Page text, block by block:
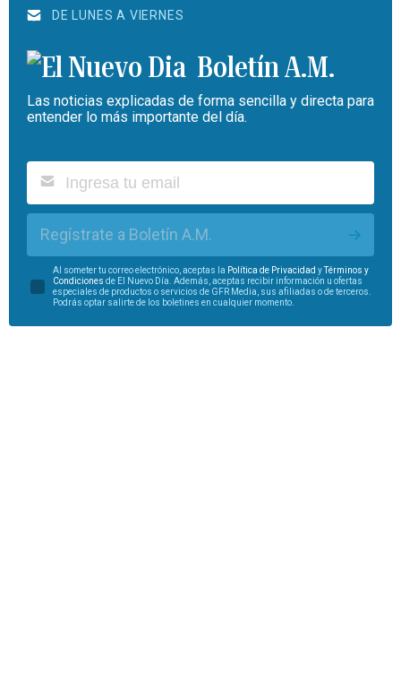
DE LUNES A VIERNES
Boletín A.M.
Las noticias explicadas de forma sencilla y directa para
entender lo más importante del día.
Regístrate a Boletín A.M.
Al someter tu correo electrónico, aceptas la Política de Privacidad yTérminos y
Condiciones de El Nuevo Día. Además, aceptas recibir información u ofertas
especiales de productos o servicios de GFR Media, sus afiliadas o de terceros.
Podrás optar salirte de los boletines en cualquier momento.